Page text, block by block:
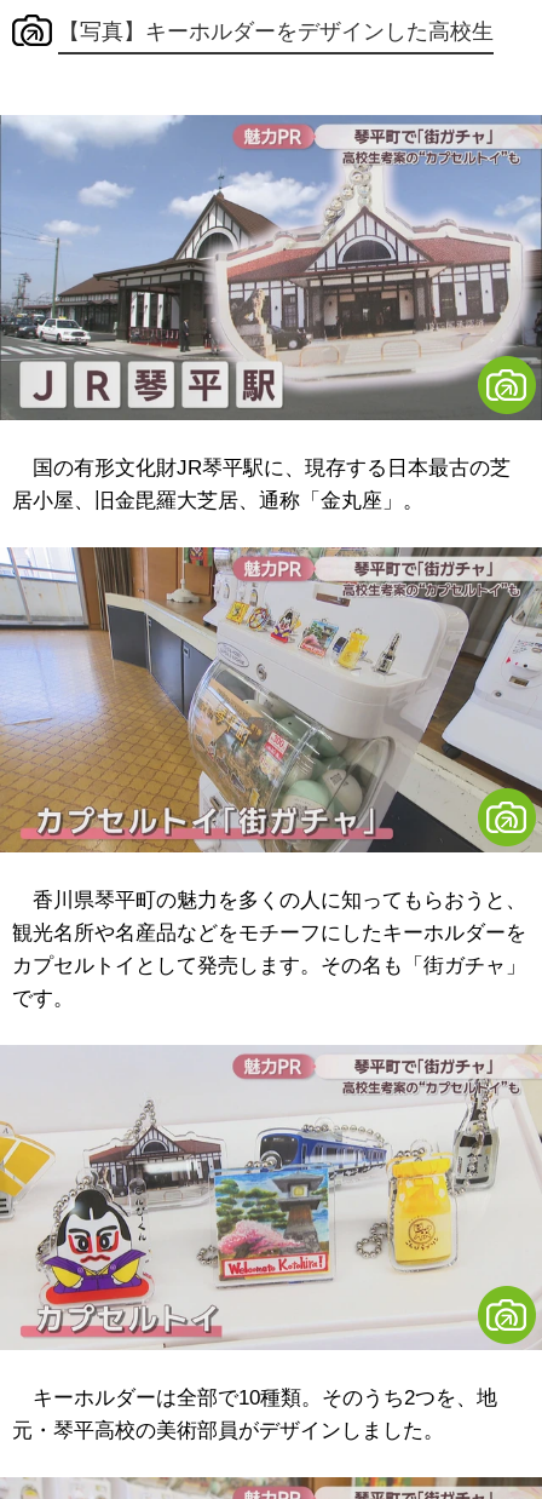
【写真】キーホルダーをデザインした高校生
国の有形文化財JR琴平駅に、現存する日本最古の芝
居小屋、旧金毘羅大芝居、通称「金丸座」。
香川県琴平町の魅力を多くの人に知ってもらおうと、
観光名所や名産品などをモチーフにしたキーホルダーを
カプセルトイとして発売します。その名も「街ガチャ」
です。
キーホルダーは全部で10種類。そのうち2つを、地
元・琴平高校の美術部員がデザインしました。